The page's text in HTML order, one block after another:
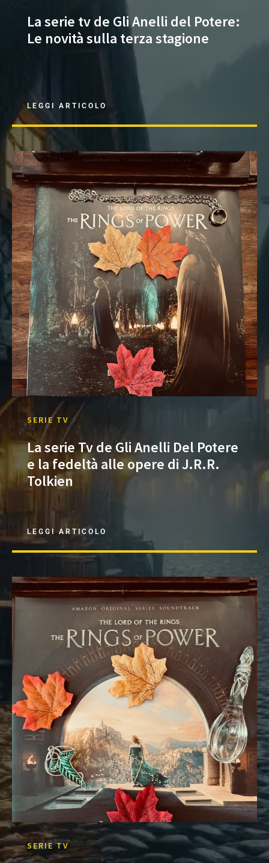
La serie tv de Gli Anelli del Potere:
Le novità sulla terza stagione
LEGGI ARTICOLO
SERIE TV
La serie Tv de Gli Anelli Del Potere
e la fedeltà alle opere di J.R.R.
Tolkien
LEGGI ARTICOLO
SERIE TV